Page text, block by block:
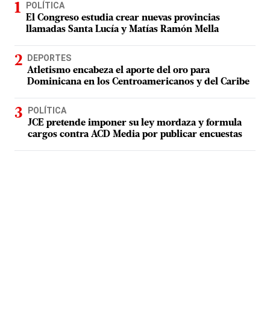
POLÍTICA
El Congreso estudia crear nuevas provincias
llamadas Santa Lucía y Matías Ramón Mella
DEPORTES
Atletismo encabeza el aporte del oro para
Dominicana en los Centroamericanos y del Caribe
POLÍTICA
JCE pretende imponer su ley mordaza y formula
cargos contra ACD Media por publicar encuestas